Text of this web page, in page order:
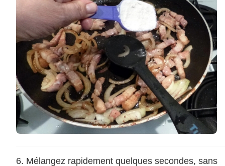
Mélangez rapidement quelques secondes, sans